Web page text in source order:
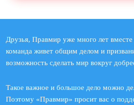
Друзья, Правмир уже много лет
команда живет общим делом и
возможность сделать мир вокруг
Такое важное и большое дело можно
Поэтому «Правмир» просит вас о